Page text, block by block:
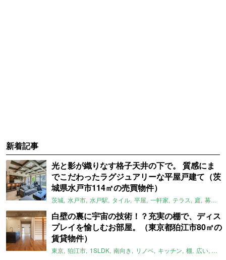
新着記事
光と影が織りなす格子天井の下で。 質感にま
でこだわったラグジュアリーな平屋戸建て（茨
城県水戸市114㎡の売買物件）
茨城 水戸市 水戸駅 タイル 平屋 一軒家 テラス 庭 募集中
白壁の裏に宇宙の技術！？充実の棚で、ディス
プレイを愉しむお部屋。（東京都狛江市80㎡の
賃貸物件）
東京 狛江市 1SLDK 南向き リノベ キッチン 棚 広い ガイ